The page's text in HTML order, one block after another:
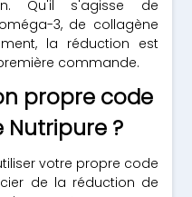
Qu'il s'agisse de
3, de collagène
la réduction est
commande.
propre code
?
votre propre code
de la réduction de